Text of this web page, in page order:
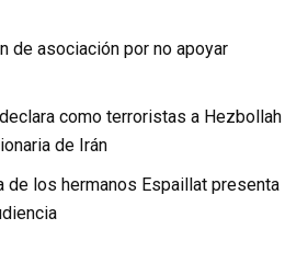
de asociación por no apoyar
como terroristas a Hezbollah
de Irán
de los hermanos Espaillat presenta